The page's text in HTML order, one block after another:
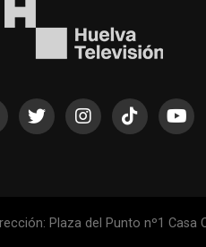
Plaza del Punto nº1 Casa